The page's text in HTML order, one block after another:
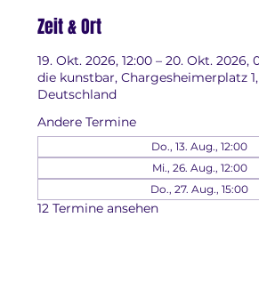
Zeit & Ort
19. Okt. 2026, 12:00 – 20. Okt. 2026,
die kunstbar, Chargesheimerplatz
Deutschland
Andere Termine
Do., 13. Aug., 12:00
Mi., 26. Aug., 12:00
Do., 27. Aug., 15:00
12 Termine ansehen